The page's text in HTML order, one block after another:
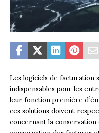
Les logiciels de facturation
indispensables pour les
leur fonction première
ces solutions doivent
concernant la